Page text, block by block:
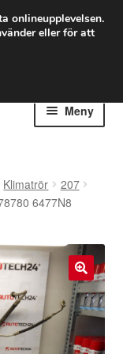
Meny
Klimatrör
207
6477N8
🔍
onlineupplevelsen.
eller för att